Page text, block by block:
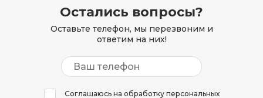
Остались вопросы?
Оставьте телефон, мы перезвоним и
ответим на них!
Соглашаюсь на обработку персональных